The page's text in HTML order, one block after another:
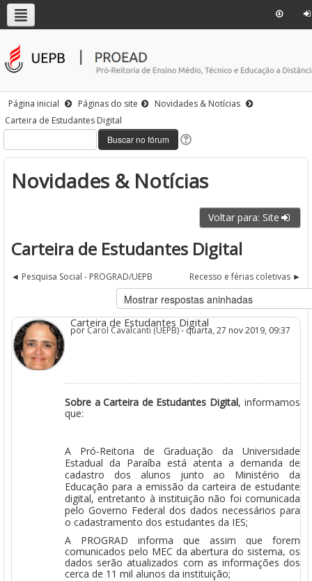
Página inicial Páginas do site
Novidades & Notícias
Carteira de Estudantes Digital
Novidades & Notícias
Voltar para: Site
Carteira de Estudantes Digital
Pesquisa Social - PROGRAD/UEPB Recesso e férias coletivas
Carteira de Estudantes Digital
porCarol Cavalcanti (UEPB)- quarta, 27 nov 2019, 09:37
Sobre a Carteira de Estudantes Digital, informamos
que:
A Pró-Reitoria de Graduação da Universidade
Estadual da Paraíba está atenta a demanda de
cadastro dos alunos junto ao Ministério da
Educação para a emissão da carteira de estudante
digital, entretanto à instituição não foi comunicada
pelo Governo Federal dos dados necessários para
o cadastramento dos estudantes da IES;
A PROGRAD informa que assim que forem
comunicados pelo MEC da abertura do sistema, os
dados serão atualizados com as informações dos
cerca de 11 mil alunos da instituição;